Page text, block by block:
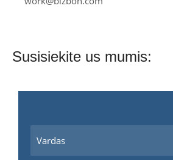
Susisiekite us mumis: